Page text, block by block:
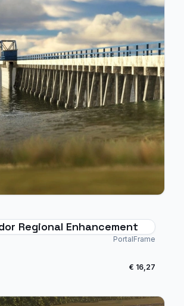
Regional Enhancement
PortalFrame
€ 16,27